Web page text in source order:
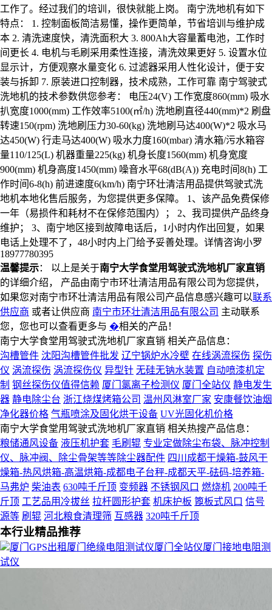
工作了。经过我们的培训，很快就能上岗。 南宁洗地机有如下
特点： 1. 控制面板简洁易懂，操作更简单，节省培训与维护成
本 2. 清洗速度快，清洗面积大 3. 800Ah大容量蓄电池，工作时
间更长 4. 电机与毛刷采用柔性连接，清洗效果更好 5. 设置水位
显示计，方便观察水量变化 6. 过滤器采用人性化设计，便于安
装与拆卸 7. 原装进口控制器，技术成熟，工作可靠 南宁驾驶式
洗地机的技术参数供您参考： 电压24(V) 工作宽度860(mm) 吸水
扒宽度1000(mm) 工作效率5100(㎡/h) 洗地刷直径440(mm)*2 刷盘
转速150(rpm) 洗地刷压力30-60(kg) 洗地刷马达400(W)*2 吸水马
达450(W) 行走马达400(W) 吸水力度160(mbar) 清水箱/污水箱容
量110/125(L) 机器重量225(kg) 机身长度1560(mm) 机身宽度
900(mm) 机身高度1450(mm) 噪音水平68(dB(A)) 充电时间8(h) 工
作时间6-8(h) 前进速度6(km/h) 南宁环壮清洁用品提供驾驶式洗
地机本地化售后服务，为您提供更多保障。 1、该产品免费保修
一年（易损件和耗材不在保修范围内）； 2、我司提供产品终身
维护； 3、南宁地区接到故障电话后，1小时内作出回复，如果
电话上处理不了，48小时内上门给予妥善处理。详情咨询小罗
18977780395
温馨提示： 以上是关于南宁大学食堂用驾驶式洗地机厂家直销
的详细介绍， 产品由南宁市环壮清洁用品有限公司为您提供，
如果您对南宁市环壮清洁用品有限公司产品信息感兴趣可以联系
供应商 或者让供应商 南宁市环壮清洁用品有限公司 主动联系
您，您也可以查看更多与 �相关的产品！
南宁大学食堂用驾驶式洗地机厂家直销 相关产品信息：
沟槽管件 沈阳沟槽管件批发 辽宁锅炉水冷壁 在线涡流探伤 探伤
仪 涡流探伤 涡流探伤仪 异型针 无硅无钠水装置 自动喷漆机定
制 钢丝探伤仪值得信赖 厦门氯离子检测仪 厦门全站仪 静电发生
器 静电除尘台 浙江烧煤烤箱公司 温州风淋室厂家 安康餐饮油烟
净化器价格 气瓶喷涂及固化烘干设备 UV光固化机价格
南宁大学食堂用驾驶式洗地机厂家直销 相关热搜产品信息：
粮储通风设备 液压机护套 毛刷辊 专业定做除尘布袋、脉冲控制
仪、脉冲阀、除尘骨架等等除尘器配件 四川成都干燥箱-鼓风干
燥箱-热风烘箱-高温烘箱-成都电子台秤-成都天平-砝码-培养箱-
马弗炉 柴油表 630吨千斤顶 变频器 不锈钢风口 燃烧机 200吨千
斤顶 工艺品用冷拔丝 拉杆圆形护套 机床护板 篦板式风口 信号
源等 刷辊 河北粮食清理筛 互感器 320吨千斤顶
本行业精品推荐
厦门GPS出租厦门绝缘电阻测试仪厦门全站仪厦门接地电阻测
试仪